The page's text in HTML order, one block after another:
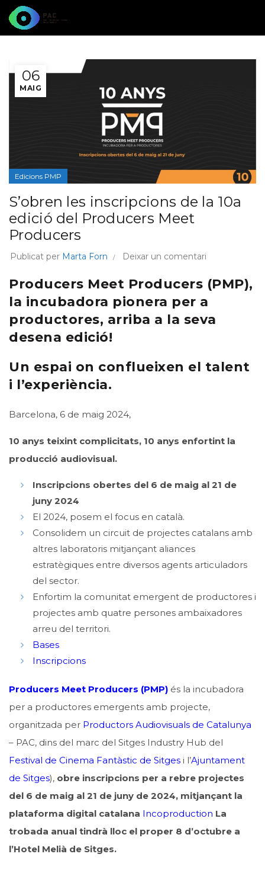
06
MAIG
Edicions PMP
S’obren les inscripcions de la 10a
edició del Producers Meet
Producers
Publicat per Marta Forn Deixar un comentari
Producers Meet Producers (PMP),
la incubadora pionera per a
productores, arriba a la seva
desena edició!
Un espai on conflueixen el talent
i l’experiència.
Barcelona, 6 de maig 2024,
10 anys teixint complicitats, 10 anys enfortint la
producció audiovisual.
Inscripcions obertes del 6 de maig al 21 de
juny 2024
El 2024, posem el focus en català.
Consolidem un circuit de projectes catalans amb
altres laboratoris mitjançant aliances
estratègiques entre diversos agents articuladors
del sector.
Enfortim la comunitat emergent de productores i
projectes amb quatre persones ambaixadores
arreu del territori.
Bases
Inscripcions
Producers Meet Producers (PMP) és la incubadora
per a productores emergents amb projecte,
organitzada per Productors Audiovisuals de Catalunya
– PAC, dins del marc del Sitges Industry Hub del
Festival de Cinema Fantàstic de Sitges i l’Ajuntament
de Sitges), obre inscripcions per a rebre projectes
del 6 de maig al 21 de juny de 2024, mitjançant la
plataforma digital catalana Incoproduction La
trobada anual tindrà lloc el proper 8 d’octubre a
l’Hotel Melià de Sitges.